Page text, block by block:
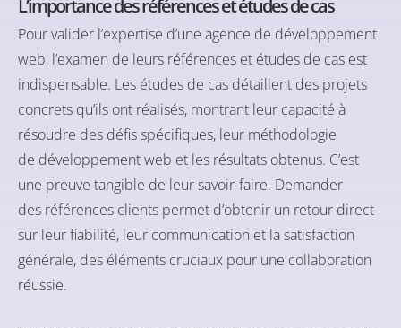
L’importance des références et études de cas
Pour valider l’expertise d’une agence de développement
web, l’examen de leurs références et études de cas est
indispensable. Les études de cas détaillent des projets
concrets qu’ils ont réalisés, montrant leur capacité à
résoudre des défis spécifiques, leur méthodologie
de développement web et les résultats obtenus. C’est
une preuve tangible de leur savoir-faire. Demander
des références clients permet d’obtenir un retour direct
sur leur fiabilité, leur communication et la satisfaction
générale, des éléments cruciaux pour une collaboration
réussie.